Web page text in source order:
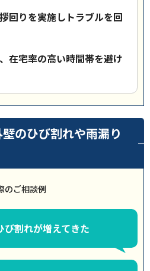
回りを実施しトラブルを回
在宅率の高い時間帯を避け
のひび割れや雨漏り
のご相談例
割れが増えてきた